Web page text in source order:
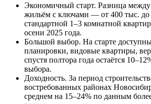
Экономичный старт. Разница
жильём с ключами — от 400 тыс. до
стандартной 1–3 комнатной
осени 2025 года.
Большой выбор. На старте
планировки, видовые квартиры,
спустя полтора года остаётся
выбора.
Доходность. За период
востребованных районах
среднем на 15–24% по данным